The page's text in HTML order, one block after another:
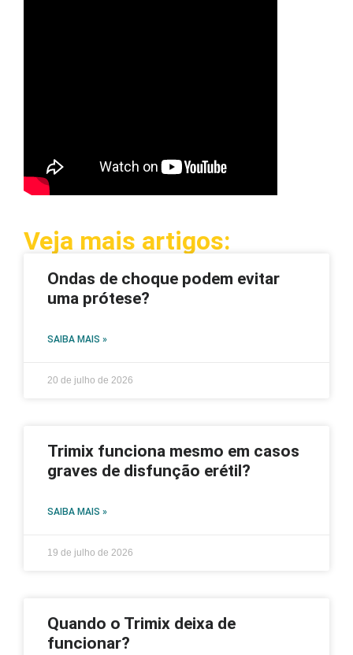
Veja mais artigos:
Ondas de choque podem evitar
uma prótese?
SAIBA MAIS »
20 de julho de 2026
Trimix funciona mesmo em casos
graves de disfunção erétil?
SAIBA MAIS »
19 de julho de 2026
Quando o Trimix deixa de
funcionar?